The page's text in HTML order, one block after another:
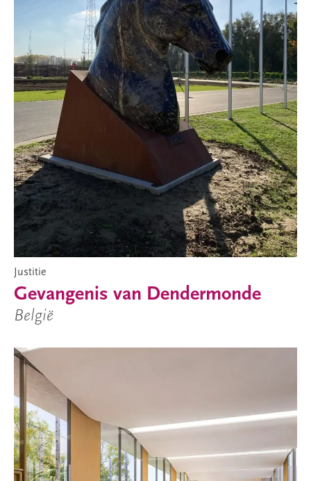
Justitie
Gevangenis van Dendermonde
België